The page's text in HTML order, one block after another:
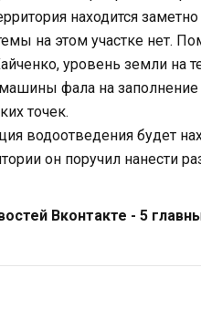
находится
на этом участке нет.
уровень земли на
фала на заполнение
точек.
водоотведения будет
он поручил нанести
Вконтакте - 5